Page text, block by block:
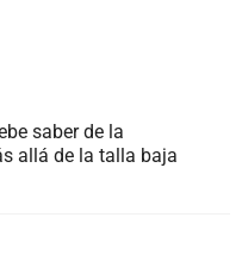
saber de la
allá de la talla baja